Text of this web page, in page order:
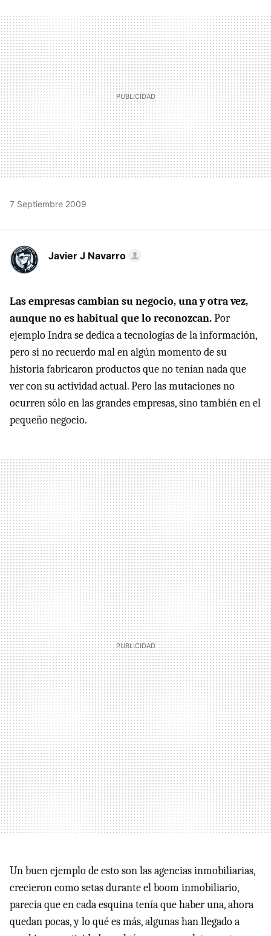
MAIL
7 Septiembre 2009
Javier J Navarro
Las empresas cambian su negocio, una y otra vez,
aunque no es habitual que lo reconozcan.Por
ejemplo Indra se dedica a tecnologías de la información,
pero si no recuerdo mal en algún momento de su
historia fabricaron productos que no tenían nada que
ver con su actividad actual. Pero las mutaciones no
ocurren sólo en las grandes empresas, sino también en el
pequeño negocio.
Un buen ejemplo de esto son las agencias inmobiliarias,
crecieron como setas durante el boom inmobiliario,
parecía que en cada esquina tenía que haber una, ahora
quedan pocas, y lo qué es más, algunas han llegado a